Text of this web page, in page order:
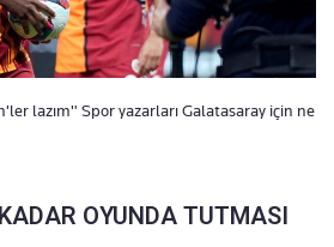
lazım" Spor yazarları Galatasaray için ne
OYUNDA TUTMASI